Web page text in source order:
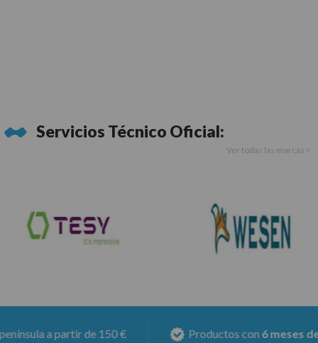
Servicios Técnico Oficial:
Ver todas las marcas >
a partir de 150 € Productos con6 meses de